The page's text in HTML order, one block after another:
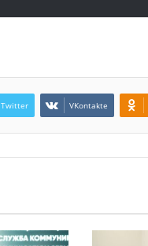
Twitter VKontakte